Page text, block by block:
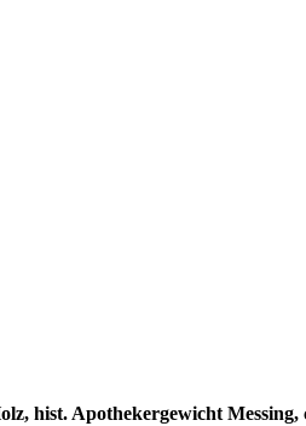
Apothekergewicht Messing,